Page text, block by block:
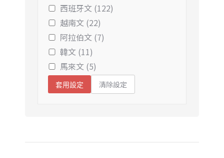
西班牙文 (122)
越南文 (22)
阿拉伯文 (7)
韓文 (11)
馬來文 (5)
套用設定 清除設定